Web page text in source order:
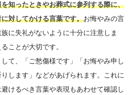
知ったときやお葬式に参列する際に、
対してかける言葉です。お悔やみの言
に失礼がないように十分に注意しま
ことが大切です。
て、「ご愁傷様です」「お悔やみ申し
します」などがあげられます。これに
けるべき言葉や表現もあわせて確認し